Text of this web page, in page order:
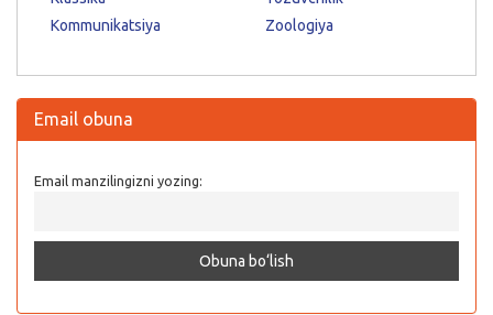
Kommunikatsiya
Zoologiya
Email obuna
Email manzilingizni yozing: